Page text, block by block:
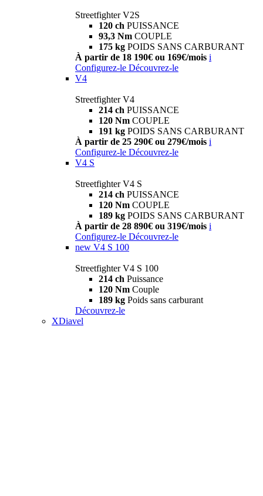
Streetfighter V2S
120 ch PUISSANCE
93,3 Nm COUPLE
175 kg POIDS SANS CARBURANT
À partir de 18 190€ ou 169€/mois i
Configurez-le Découvrez-le
V4
Streetfighter V4
214 ch PUISSANCE
120 Nm COUPLE
191 kg POIDS SANS CARBURANT
À partir de 25 290€ ou 279€/mois i
Configurez-le Découvrez-le
V4 S
Streetfighter V4 S
214 ch PUISSANCE
120 Nm COUPLE
189 kg POIDS SANS CARBURANT
À partir de 28 890€ ou 319€/mois i
Configurez-le Découvrez-le
new V4 S 100
Streetfighter V4 S 100
214 ch Puissance
120 Nm Couple
189 kg Poids sans carburant
Découvrez-le
XDiavel